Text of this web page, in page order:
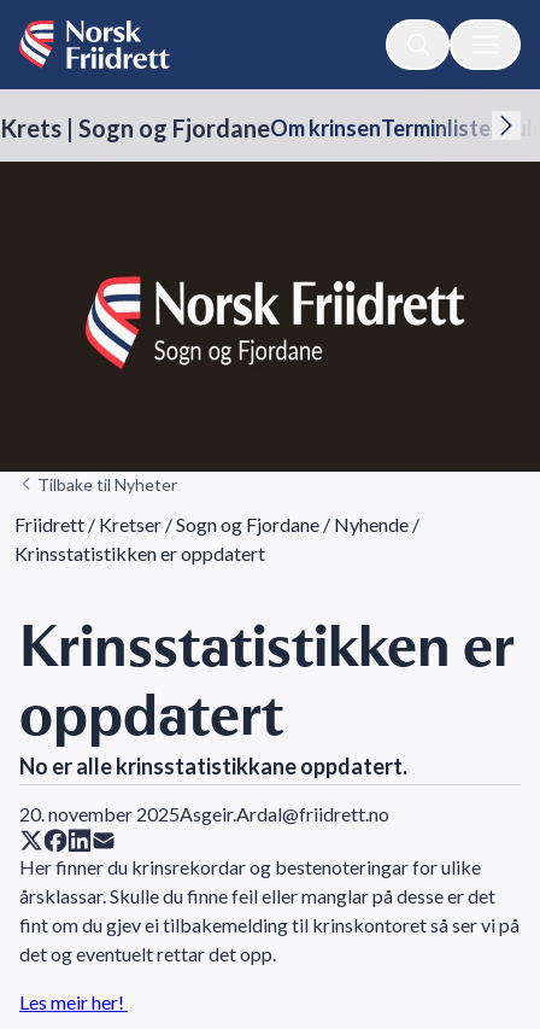
Krets | Sogn og FjordaneOm krinsenTerminliste
Tilbake til Nyheter
Friidrett / Kretser /Sogn og Fjordane / Nyhende /
Krinsstatistikken er oppdatert
Krinsstatistikken er
oppdatert
No er alle krinsstatistikkane oppdatert.
20. november 2025Asgeir.Ardal@friidrett.no
Her finner du krinsrekordar og bestenoteringar for ulike
årsklassar. Skulle du finne feil eller manglar på desse er det
fint om du gjev ei tilbakemelding til krinskontoret så ser vi på
det og eventuelt rettar det opp.
Les meir her!